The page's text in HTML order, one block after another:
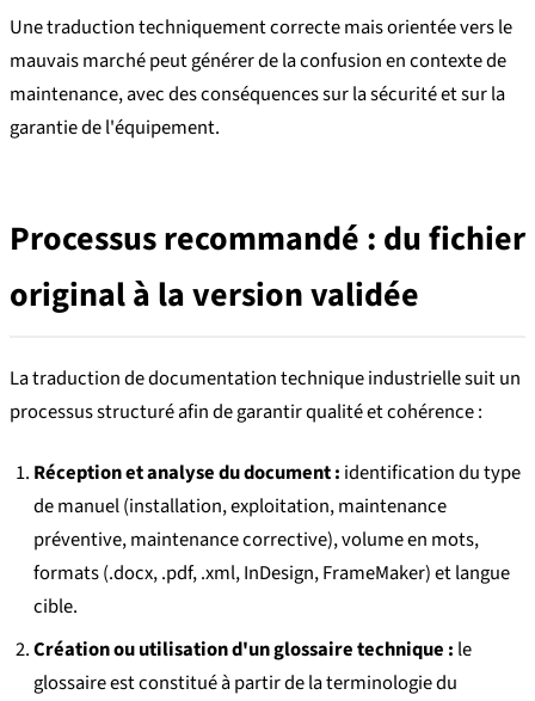
Une traduction techniquement correcte mais orientée vers le
mauvais marché peut générer de la confusion en contexte de
maintenance, avec des conséquences sur la sécurité et sur la
garantie de l'équipement.
Processus recommandé : du fichier
original à la version validée
La traduction de documentation technique industrielle suit un
processus structuré afin de garantir qualité et cohérence :
Réception et analyse du document : identification du type
de manuel (installation, exploitation, maintenance
préventive, maintenance corrective), volume en mots,
formats (.docx, .pdf, .xml, InDesign, FrameMaker) et langue
cible.
Création ou utilisation d'un glossaire technique : le
glossaire est constitué à partir de la terminologie du